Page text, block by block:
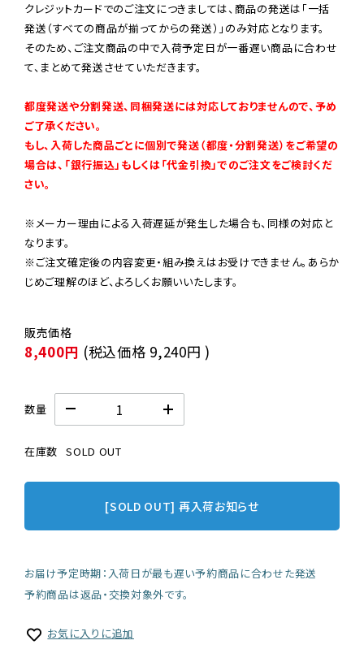
クレジットカードでのご注文につきましては、商品の発送は「一括
発送（すべての商品が揃ってからの発送）」のみ対応となります。
そのため、ご注文商品の中で入荷予定日が一番遅い商品に合わせ
て、まとめて発送させていただきます。
都度発送や分割発送、同梱発送には対応しておりませんので、予め
ご了承ください。
もし、入荷した商品ごとに個別で発送（都度・分割発送）をご希望の
場合は、「銀行振込」もしくは「代金引換」でのご注文をご検討くだ
さい。
※メーカー理由による入荷遅延が発生した場合も、同様の対応と
なります。
※ご注文確定後の内容変更・組み換えはお受けできません。あらか
じめご理解のほど、よろしくお願いいたします。
8,400円 (税込価格 9,240円 )
数量
在庫数 SOLD OUT
[SOLD OUT] 再入荷お知らせ
お届け予定時期：入荷日が最も遅い予約商品に合わせた発送
予約商品は返品・交換対象外です。
お気に入りに追加